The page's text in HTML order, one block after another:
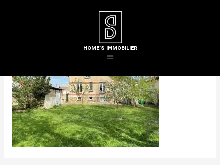
HOME'S IMMOBILIER
/ Par